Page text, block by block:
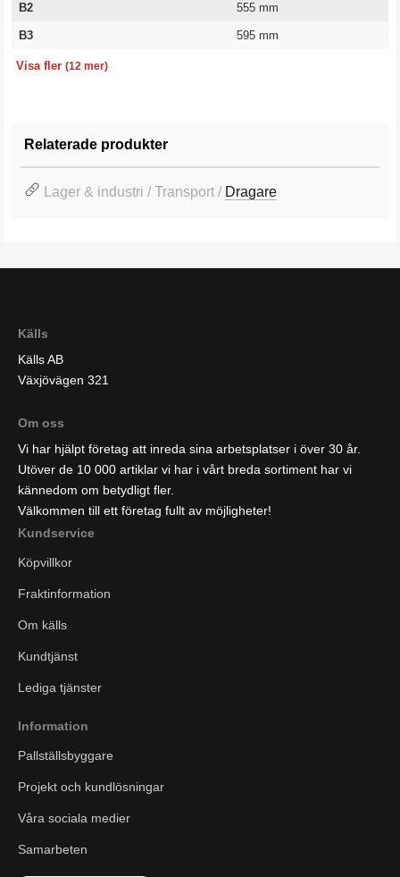
B2 555 mm
B3
595 mm
Visa fler (12 mer)
Relaterade produkter
Lager & industri / Transport / Dragare
Källs
Källs AB
Växjövägen 321
Om oss
Vi har hjälpt företag att inreda sina arbetsplatser i över 30 år.
Utöver de 10 000 artiklar vi har i vårt breda sortiment har vi
kännedom om betydligt fler.
Välkommen till ett företag fullt av möjligheter!
Kundservice
Köpvillkor
Fraktinformation
Om källs
Kundtjänst
Lediga tjänster
Information
Pallställsbyggare
Projekt och kundlösningar
Våra sociala medier
Samarbeten